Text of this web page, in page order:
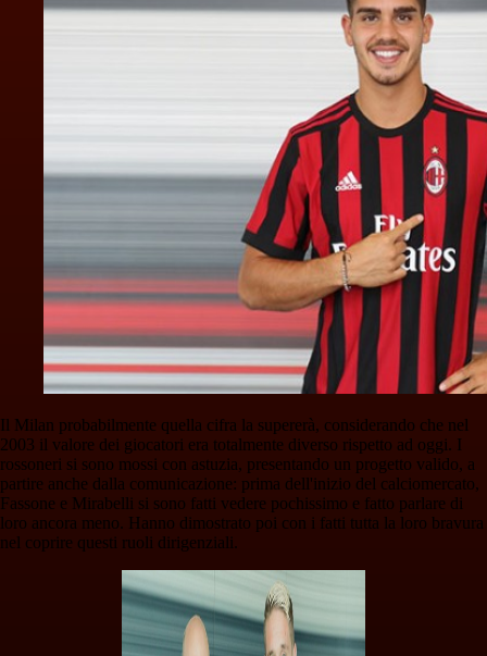
Il Milan probabilmente quella cifra la supererà, considerando che nel
2003 il valore dei giocatori era totalmente diverso rispetto ad oggi. I
rossoneri si sono mossi con astuzia, presentando un progetto valido, a
partire anche dalla comunicazione: prima dell'inizio del calciomercato,
Fassone e Mirabelli si sono fatti vedere pochissimo e fatto parlare di
loro ancora meno. Hanno dimostrato poi con i fatti tutta la loro bravura
nel coprire questi ruoli dirigenziali.